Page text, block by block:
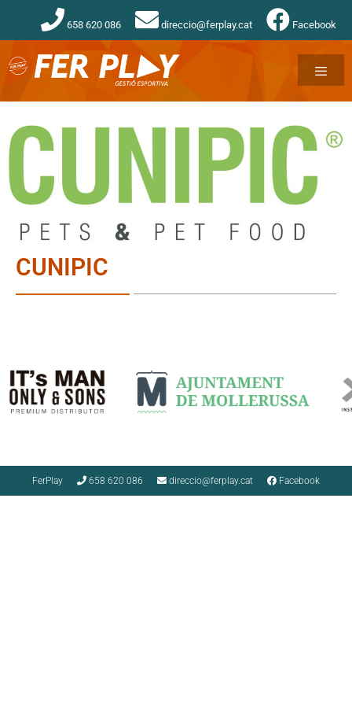
658 620 086 direccio@ferplay.cat Facebook
CUNIPIC
FerPlay 658 620 086 direccio@ferplay.cat Facebook